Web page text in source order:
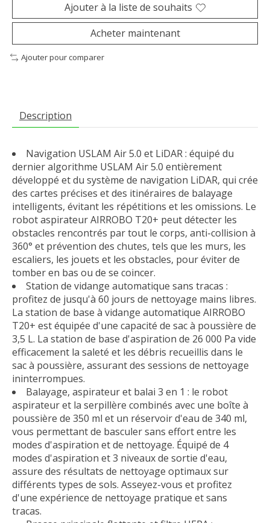
Ajouter à la liste de souhaits
Acheter maintenant
Ajouter pour comparer
Description
Navigation USLAM Air 5.0 et LiDAR : équipé du
dernier algorithme USLAM Air 5.0 entièrement
développé et du système de navigation LiDAR, qui crée
des cartes précises et des itinéraires de balayage
intelligents, évitant les répétitions et les omissions. Le
robot aspirateur AIRROBO T20+ peut détecter les
obstacles rencontrés par tout le corps, anti-collision à
360° et prévention des chutes, tels que les murs, les
escaliers, les jouets et les obstacles, pour éviter de
tomber en bas ou de se coincer.
Station de vidange automatique sans tracas :
profitez de jusqu'à 60 jours de nettoyage mains libres.
La station de base à vidange automatique AIRROBO
T20+ est équipée d'une capacité de sac à poussière de
3,5 L. La station de base d'aspiration de 26 000 Pa vide
efficacement la saleté et les débris recueillis dans le
sac à poussière, assurant des sessions de nettoyage
ininterrompues.
Balayage, aspirateur et balai 3 en 1 : le robot
aspirateur et la serpillère combinés avec une boîte à
poussière de 350 ml et un réservoir d'eau de 340 ml,
vous permettant de basculer sans effort entre les
modes d'aspiration et de nettoyage. Équipé de 4
modes d'aspiration et 3 niveaux de sortie d'eau,
assure des résultats de nettoyage optimaux sur
différents types de sols. Asseyez-vous et profitez
d'une expérience de nettoyage pratique et sans
tracas.